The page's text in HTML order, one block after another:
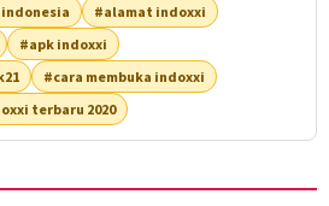
#alamat indoxxi
#apk indoxxi
#cara membuka indoxxi
terbaru 2020